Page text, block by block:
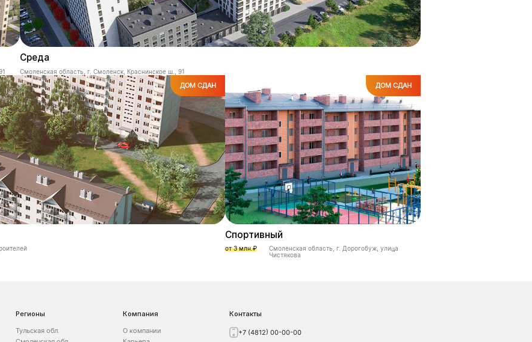
Среда
Смоленская область, г. Смоленск, Краснинское ш., 91
ДОМ СДАН ДОМ СДАН
Спортивный
от 3 млн.₽
Смоленская область, г. Дорогобуж, улица
Чистякова
Регионы
Тульская обл.
Компания
О компании
Контакты
+7 (4812) 00-00-00